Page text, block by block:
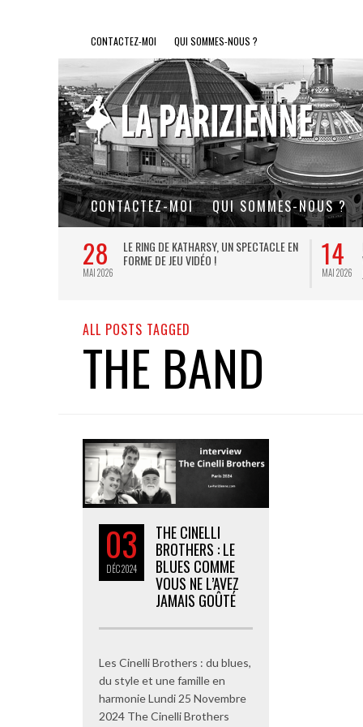
CONTACTEZ-MOI QUI SOMMES-NOUS ?
CONTACTEZ-MOI QUI SOMMES-NOUS ?
28
MAI 2026
LE RING DE KATHARSY, UN SPECTACLE EN
FORME DE JEU VIDÉO !
14
MAI 2026
ALL POSTS TAGGED
THE BAND
03
DÉC2024
THE CINELLI
BROTHERS : LE
BLUES COMME
VOUS NE L’AVEZ
JAMAIS GOÛTÉ
Les Cinelli Brothers : du blues,
du style et une famille en
harmonie Lundi 25 Novembre
2024 The Cinelli Brothers